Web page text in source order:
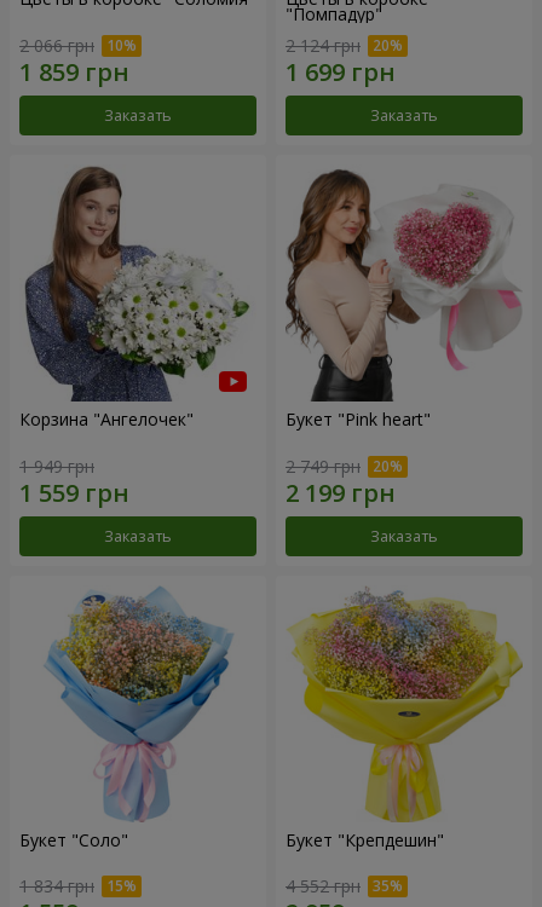
2 066 грн
Заказать
"Помпадур"
2 124 грн
Заказать
Корзина "Ангелочек"
1 949 грн
Заказать
Букет "Pink heart"
2 749 грн
Заказать
Букет "Соло"
1 834 грн
Букет "Крепдешин"
4 552 грн